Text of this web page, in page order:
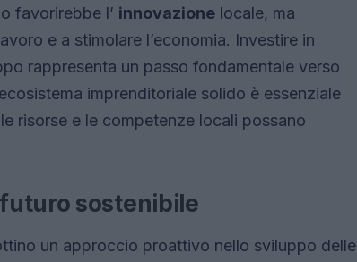
favorirebbe l’ innovazione locale, ma
e a stimolare l’economia. Investire in
rappresenta un passo fondamentale verso
imprenditoriale solido è essenziale
risorse e le competenze locali possano
sostenibile
un approccio proattivo nello sviluppo delle